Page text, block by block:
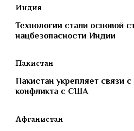
Индия
Технологии стали основой
нацбезопасности Индии
Пакистан
Пакистан укрепляет связи
конфликта с США
Афганистан